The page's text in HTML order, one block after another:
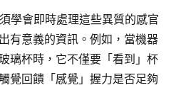
學會即時處理這些異質的感官
有意義的資訊。例如，當機器
璃杯時，它不僅要「看到」杯
覺回饋「感覺」握力是否足夠